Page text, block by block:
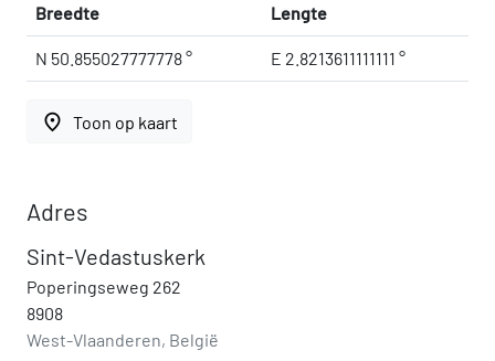
Breedte Lengte
N 50.855027777778 ° E 2.8213611111111 °
place Toon op kaart
Adres
Sint-Vedastuskerk
Poperingseweg 262
8908
West-Vlaanderen, België